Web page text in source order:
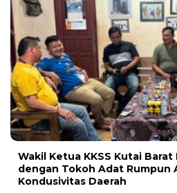
Wakil Ketua KKSS Kutai
dengan Tokoh Adat Rumpun
Kondusivitas Daerah